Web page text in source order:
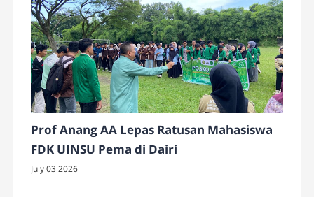
Prof Anang AA Lepas Ratusan Mahasiswa
FDK UINSU Pema di Dairi
July 03 2026